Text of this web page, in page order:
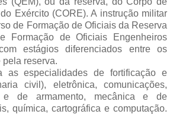
Exército (CORE). A instrução militar
de Formação de Oficiais da Reserva
Formação de Oficiais Engenheiros
estágios diferenciados entre os
reserva.
as especialidades de fortificação e
civil), eletrônica, comunicações,
e de armamento, mecânica e de
química, cartográfica e computação.